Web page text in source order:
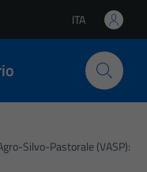
Lingua attiva:
ITA
Silvo-Pastorale (VASP):